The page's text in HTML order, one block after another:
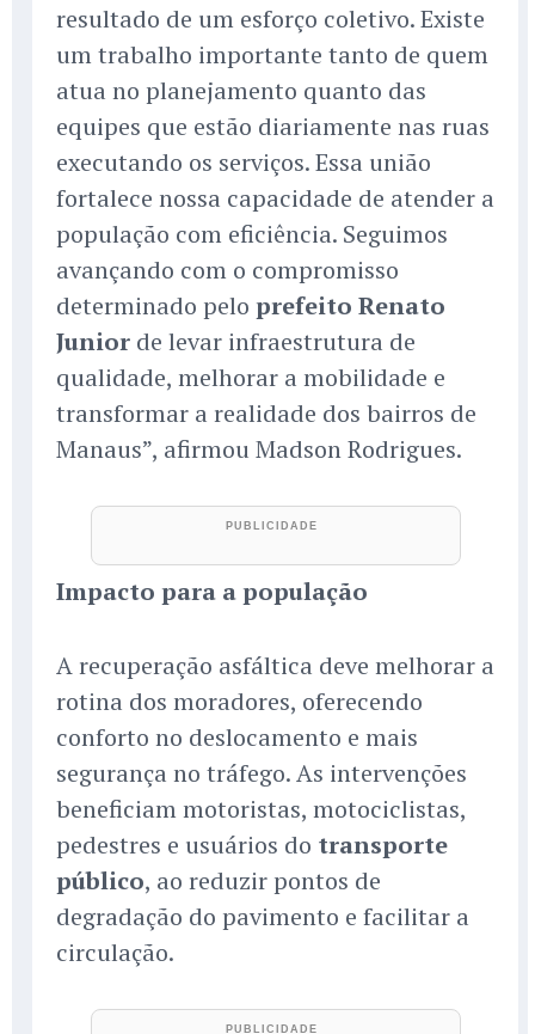
resultado de um esforço coletivo. Existe
um trabalho importante tanto de quem
atua no planejamento quanto das
equipes que estão diariamente nas ruas
executando os serviços. Essa união
fortalece nossa capacidade de atender a
população com eficiência. Seguimos
avançando com o compromisso
determinado pelo prefeito Renato
Junior de levar infraestrutura de
qualidade, melhorar a mobilidade e
transformar a realidade dos bairros de
Manaus”, afirmou Madson Rodrigues.
Impacto para a população
A recuperação asfáltica deve melhorar a
rotina dos moradores, oferecendo
conforto no deslocamento e mais
segurança no tráfego. As intervenções
beneficiam motoristas, motociclistas,
pedestres e usuários do transporte
público, ao reduzir pontos de
degradação do pavimento e facilitar a
circulação.